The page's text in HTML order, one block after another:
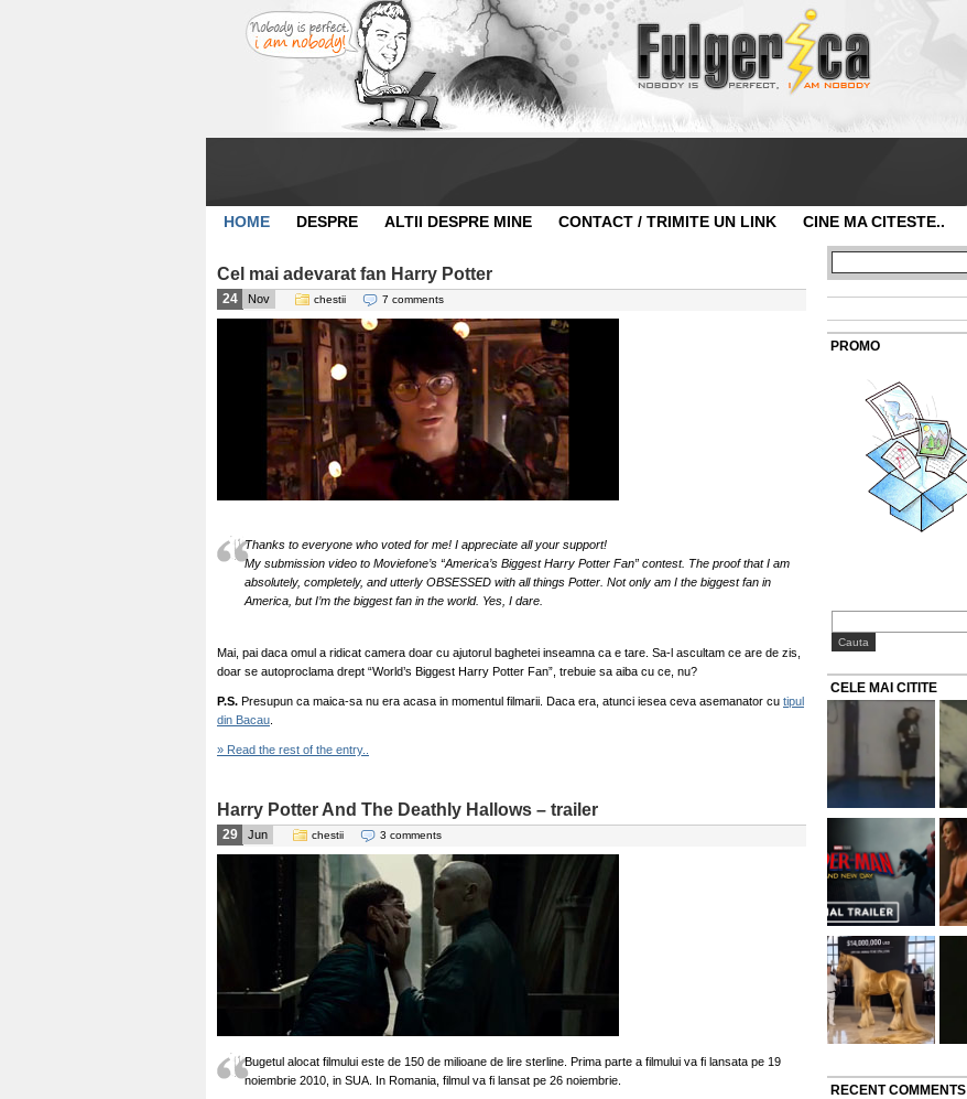
HOME DESPRE ALTII DESPRE MINE CONTACT / TRIMITE UN LINK CINE MA CITESTE..
Cel mai adevarat fan Harry Potter
24 Nov chestii 7 comments
Thanks to everyone who voted for me! I appreciate all your support!
My submission video to Moviefone’s “America’s Biggest Harry Potter Fan” contest. The proof that I am
absolutely, completely, and utterly OBSESSED with all things Potter. Not only am I the biggest fan in
America, but I’m the biggest fan in the world. Yes, I dare.
Mai, pai daca omul a ridicat camera doar cu ajutorul baghetei inseamna ca e tare. Sa-l ascultam ce are de zis,
doar se autoproclama drept “World’s Biggest Harry Potter Fan”, trebuie sa aiba cu ce, nu?
P.S. Presupun ca maica-sa nu era acasa in momentul filmarii. Daca era, atunci iesea ceva asemanator cu tipul
din Bacau
» Read the rest of the entry..
Harry Potter And The Deathly Hallows – trailer
29 Jun chestii 3 comments
Bugetul alocat filmului este de 150 de milioane de lire sterline. Prima parte a filmului va fi lansata pe 19
noiembrie 2010, in SUA. In Romania, filmul va fi lansat pe 26 noiembrie.
PROMO
CELE MAI CITITE
RECENT COMMENTS